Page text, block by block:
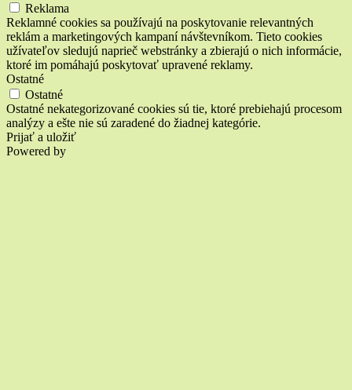
Reklama
Reklamné cookies sa používajú na poskytovanie relevantných
reklám a marketingových kampaní návštevníkom. Tieto cookies
užívateľov sledujú naprieč webstránky a zbierajú o nich informácie,
ktoré im pomáhajú poskytovať upravené reklamy.
Ostatné
Ostatné
Ostatné nekategorizované cookies sú tie, ktoré prebiehajú procesom
analýzy a ešte nie sú zaradené do žiadnej kategórie.
Prijať a uložiť
Powered by